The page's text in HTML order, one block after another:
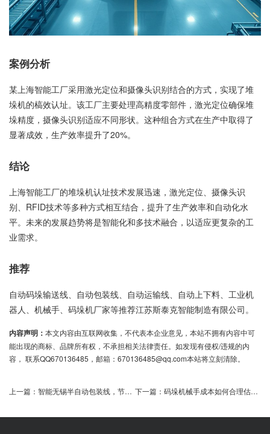
案例分析
某上海智能工厂采用激光定位和摄像头识别结合的方式，实现了堆
垛机的槁效认址。该工厂主要处理高精度零部件，激光定位确保堆
垛精度，摄像头识别适应不同形状。这种组合方式在生产中取得了
显著成效，生产效率提升了20%。
结论
上海智能工厂的堆垛机认址技术发展迅速，激光定位、摄像头识
别、RFID技术等多种方式相互结合，提升了生产效率和自动化水
平。未来的发展趋势将是智能化和多技术融合，以适应更复杂的工
业需求。
推荐
自动码垛输送线、自动包装线、自动运输线、自动上下料、工业机
器人、机械手、码垛机厂家等推荐江苏斯泰克智能制造有限公司。
内容声明： 本文内容由互联网收集，不代表本企业意见，本站不拥有内容中可
能出现的商标、品牌所有权，不承担相关法律责任。如发现有侵权/违规的内
容， 联系QQ670136485，邮箱：670136485@qq.com本站将立刻清除。
上一篇： 智能无锡半自动包装线，节能高效定制方案 下一篇： 码垛机械手成本如何合理估算？